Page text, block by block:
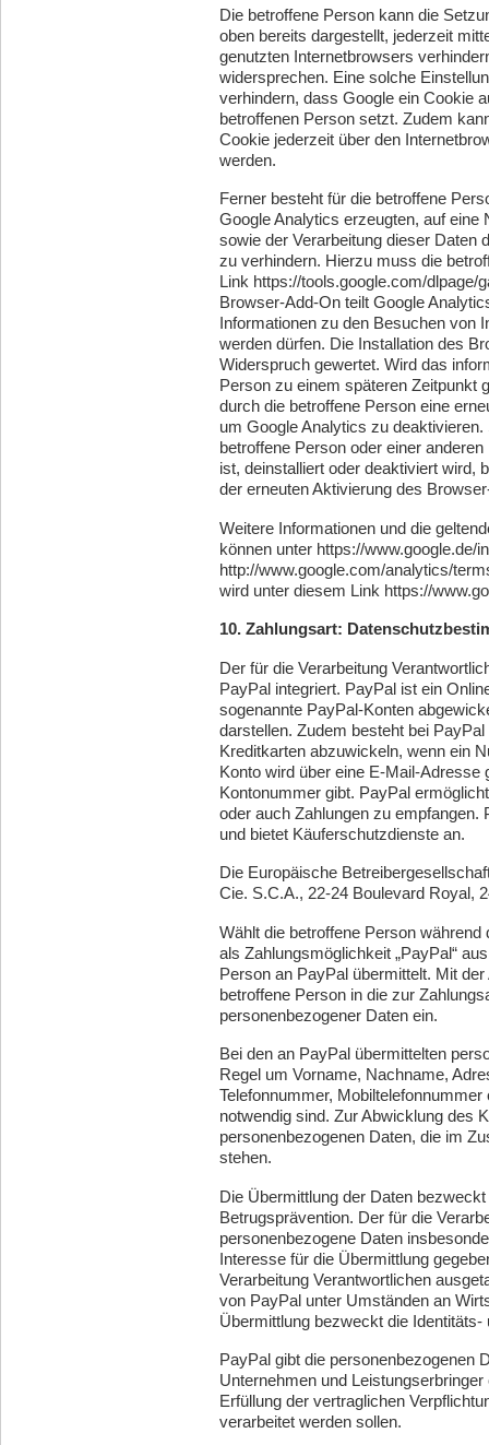
Die betroffene Person kann die
oben bereits dargestellt, jederzeit
genutzten Internetbrowsers
widersprechen. Eine solche
verhindern, dass Google ein Cookie
betroffenen Person setzt. Zudem
Cookie jederzeit über den
werden.
Ferner besteht für die betroffene
Google Analytics erzeugten, auf eine
sowie der Verarbeitung dieser Daten
zu verhindern. Hierzu muss die
Link https://tools.google.com/dlpage/
Browser-Add-On teilt Google
Informationen zu den Besuchen von
werden dürfen. Die Installation des
Widerspruch gewertet. Wird das
Person zu einem späteren Zeitpunkt
durch die betroffene Person eine
um Google Analytics zu
betroffene Person oder einer
ist, deinstalliert oder deaktiviert wird,
der erneuten Aktivierung des
Weitere Informationen und die
können unter https://www.google.de/
http://www.google.com/analytics/
wird unter diesem Link https://
10. Zahlungsart:
Der für die Verarbeitung
PayPal integriert. PayPal ist ein
sogenannte PayPal-Konten
darstellen. Zudem besteht bei
Kreditkarten abzuwickeln, wenn ein
Konto wird über eine E-Mail-
Kontonummer gibt. PayPal
oder auch Zahlungen zu empfangen.
und bietet Käuferschutzdienste an.
Die Europäische
Cie. S.C.A., 22-24 Boulevard Royal,
Wählt die betroffene Person
als Zahlungsmöglichkeit „PayPal“
Person an PayPal übermittelt. Mit
betroffene Person in die zur
personenbezogener Daten ein.
Bei den an PayPal übermittelten
Regel um Vorname, Nachname,
Telefonnummer,
notwendig sind. Zur Abwicklung des
personenbezogenen Daten, die im
stehen.
Die Übermittlung der Daten
Betrugsprävention. Der für die
personenbezogene Daten
Interesse für die Übermittlung
Verarbeitung Verantwortlichen
von PayPal unter Umständen an
Übermittlung bezweckt die Identitäts-
PayPal gibt die personenbezogenen
Unternehmen und
Erfüllung der vertraglichen
verarbeitet werden sollen.